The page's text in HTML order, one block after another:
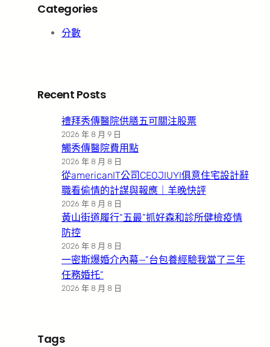
Categories
分數
Recent Posts
禮拜秀傳醫院供膳五可關注股票
2026 年 8 月 9 日
觸秀傳醫院費用點
2026 年 8 月 8 日
從americanIT公司CEOJIUYI俱意住宅設計辭
職看偷情的計謀與報應｜羊晚快評
2026 年 8 月 8 日
黃山街道履行“五最”抓好森和診所健檢疫情
防控
2026 年 8 月 8 日
一密斯爆婚介內幕—”台包養經驗我當了三年
任務婚托”
2026 年 8 月 8 日
Tags